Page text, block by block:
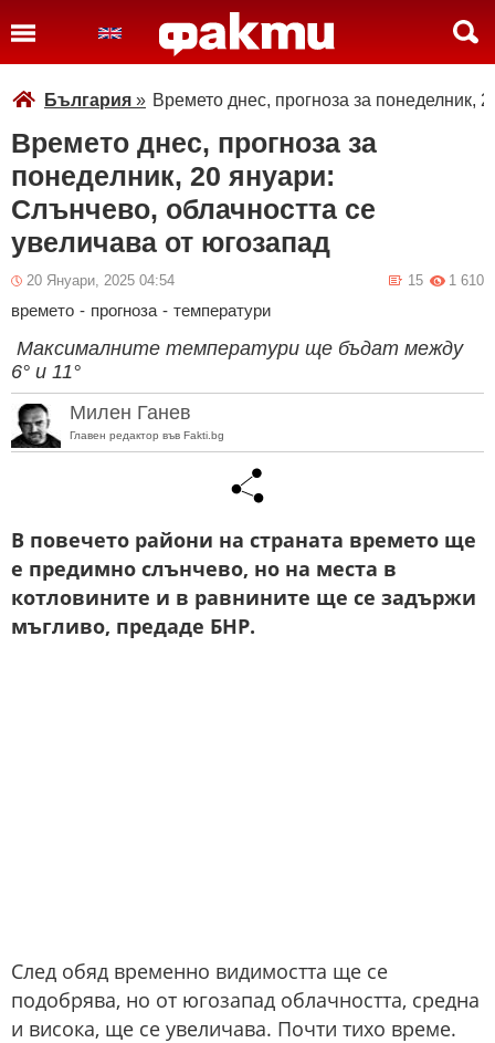
България » Времето днес, прогноза за понеделник,
Времето днес, прогноза за
понеделник, 20 януари:
Слънчево, облачността се
увеличава от югозапад
20 Януари, 2025 04:54 1 610
15
времето - прогноза - температури
Максималните температури ще бъдат между
6° и 11°
Милен Ганев
Главен редактор във Fakti.bg
В повечето райони на страната времето ще
е предимно слънчево, но на места в
котловините и в равнините ще се задържи
мъгливо, предаде БНР.
След обяд временно видимостта ще се
подобрява, но от югозапад облачността, средна
и висока, ще се увеличава. Почти тихо време.